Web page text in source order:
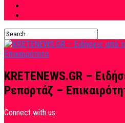
KRETENEWS.GR –
Ρεπορτάζ –
Connect with us